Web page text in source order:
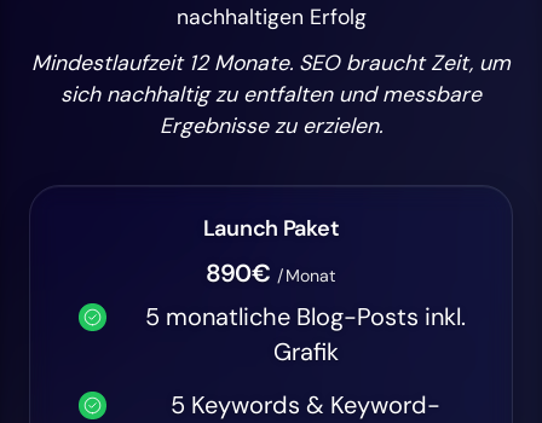
nachhaltigen Erfolg
Mindestlaufzeit 12 Monate. SEO braucht Zeit, um
sich nachhaltig zu entfalten und messbare
Ergebnisse zu erzielen.
Launch Paket
890€ /Monat
5 monatliche Blog-Posts inkl.
Grafik
5 Keywords & Keyword-